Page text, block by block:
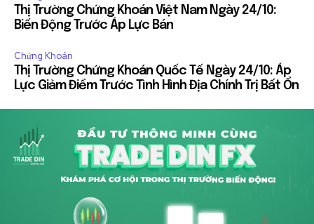
Thị Trường Chứng Khoán Việt Nam Ngày 24/10:
Biến Động Trước Áp Lực Bán
Chứng Khoán
Thị Trường Chứng Khoán Quốc Tế Ngày 24/10: Áp
Lực Giảm Điểm Trước Tình Hình Địa Chính Trị Bất Ổn